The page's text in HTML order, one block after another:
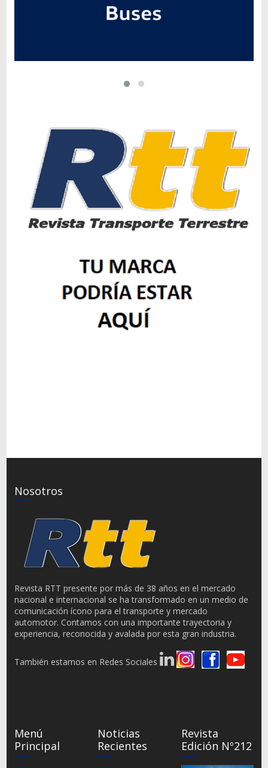
Nosotros
Revista RTT presente por más de 38 años en el mercado
nacional e internacional se ha transformado en un medio de
comunicación ícono para el transporte y mercado
automotor. Contamos con una importante trayectoria y
experiencia, reconocida y avalada por esta gran industria.
También estamos en Redes Sociales
Menú
Principal
Noticias
Recientes
Revista
Edición Nº212